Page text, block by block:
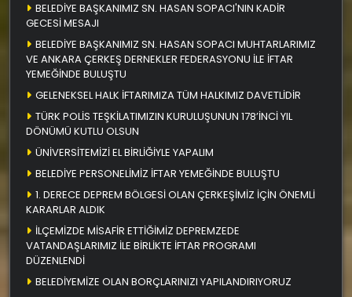
BELEDİYE BAŞKANIMIZ SN. HASAN SOPACI'NIN KADİR
GECESİ MESAJI
BELEDİYE BAŞKANIMIZ SN. HASAN SOPACI MUHTARLARIMIZ
VE ANKARA ÇERKEŞ DERNEKLER FEDERASYONU İLE İFTAR
YEMEĞİNDE BULUŞTU
GELENEKSEL HALK İFTARIMIZA TÜM HALKIMIZ DAVETLİDİR
TÜRK POLİS TEŞKİLATIMIZIN KURULUŞUNUN 178’İNCİ YIL
DÖNÜMÜ KUTLU OLSUN
ÜNİVERSİTEMİZİ EL BİRLİĞİYLE YAPALIM
BELEDİYE PERSONELİMİZ İFTAR YEMEĞİNDE BULUŞTU
1. DERECE DEPREM BÖLGESİ OLAN ÇERKEŞİMİZ İÇİN ÖNEMLİ
KARARLAR ALDIK
İLÇEMİZDE MİSAFİR ETTİĞİMİZ DEPREMZEDE
VATANDAŞLARIMIZ İLE BİRLİKTE İFTAR PROGRAMI
DÜZENLENDİ
BELEDİYEMİZE OLAN BORÇLARINIZI YAPILANDIRIYORUZ